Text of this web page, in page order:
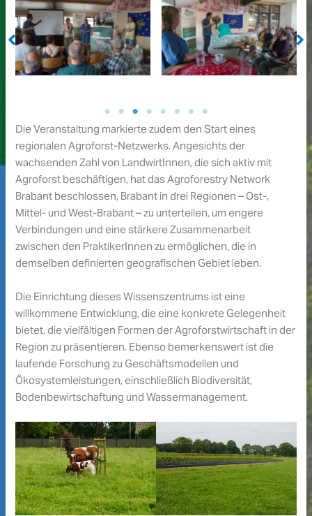
© Ad van Korven Ad van Korven
Die Veranstaltung markierte zudem den Start eines
regionalen Agroforst-Netzwerks. Angesichts der
wachsenden Zahl von LandwirtInnen, die sich aktiv mit
Agroforst beschäftigen, hat das Agroforestry Network
Brabant beschlossen, Brabant in drei Regionen – Ost-,
Mittel- und West-Brabant – zu unterteilen, um engere
Verbindungen und eine stärkere Zusammenarbeit
zwischen den PraktikerInnen zu ermöglichen, die in
demselben definierten geografischen Gebiet leben.
Die Einrichtung dieses Wissenszentrums ist eine
willkommene Entwicklung, die eine konkrete Gelegenheit
bietet, die vielfältigen Formen der Agroforstwirtschaft in der
Region zu präsentieren. Ebenso bemerkenswert ist die
laufende Forschung zu Geschäftsmodellen und
Ökosystemleistungen, einschließlich Biodiversität,
Bodenbewirtschaftung und Wassermanagement.